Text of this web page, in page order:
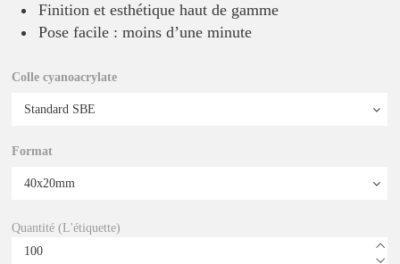
Finition et esthétique haut de gamme
Pose facile : moins d’une minute
Colle cyanoacrylate
Format
Quantité (L'étiquette)